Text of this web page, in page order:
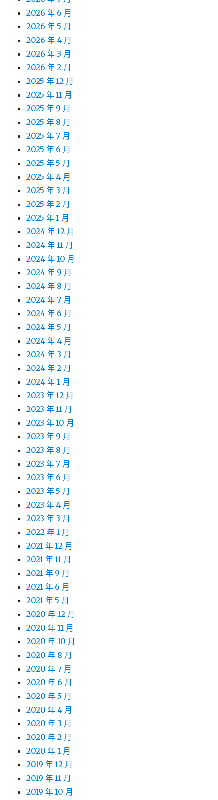
2026 年 6 月
2026 年 5 月
2026 年 4 月
2026 年 3 月
2026 年 2 月
2025 年 12 月
2025 年 11 月
2025 年 9 月
2025 年 8 月
2025 年 7 月
2025 年 6 月
2025 年 5 月
2025 年 4 月
2025 年 3 月
2025 年 2 月
2025 年 1 月
2024 年 12 月
2024 年 11 月
2024 年 10 月
2024 年 9 月
2024 年 8 月
2024 年 7 月
2024 年 6 月
2024 年 5 月
2024 年 4 月
2024 年 3 月
2024 年 2 月
2024 年 1 月
2023 年 12 月
2023 年 11 月
2023 年 10 月
2023 年 9 月
2023 年 8 月
2023 年 7 月
2023 年 6 月
2023 年 5 月
2023 年 4 月
2023 年 3 月
2022 年 1 月
2021 年 12 月
2021 年 11 月
2021 年 9 月
2021 年 6 月
2021 年 5 月
2020 年 12 月
2020 年 11 月
2020 年 10 月
2020 年 8 月
2020 年 7 月
2020 年 6 月
2020 年 5 月
2020 年 4 月
2020 年 3 月
2020 年 2 月
2020 年 1 月
2019 年 12 月
2019 年 11 月
2019 年 10 月